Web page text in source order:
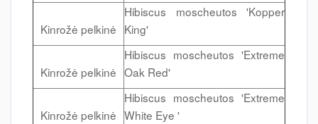
Kinrožė pelkinė
Hibiscus moscheutos 'Kopper
King'
Kinrožė pelkinė
Hibiscus moscheutos 'Extreme
Oak Red'
Kinrožė pelkinė
Hibiscus moscheutos 'Extreme
White Eye '